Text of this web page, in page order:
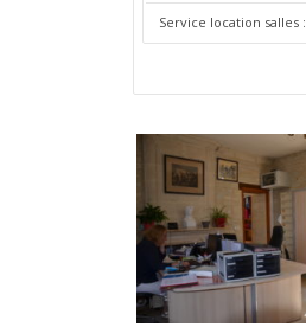
Service location salles :